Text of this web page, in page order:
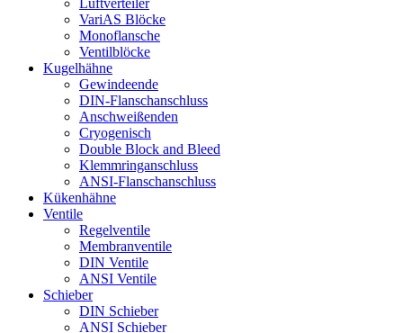
Luftverteiler
VariAS Blöcke
Monoflansche
Ventilblöcke
Kugelhähne
Gewindeende
DIN-Flanschanschluss
Anschweißenden
Cryogenisch
Double Block and Bleed
Klemmringanschluss
ANSI-Flanschanschluss
Kükenhähne
Ventile
Regelventile
Membranventile
DIN Ventile
ANSI Ventile
Schieber
DIN Schieber
ANSI Schieber